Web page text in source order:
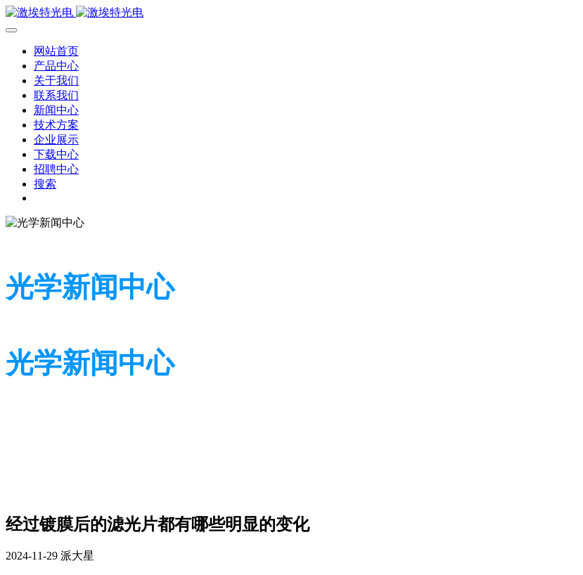
网站首页
产品中心
关于我们
联系我们
新闻中心
技术方案
企业展示
下载中心
招聘中心
搜索
光学新闻中心
光学新闻中心
经过镀膜后的滤光片都有哪些明显的变化
2024-11-29 派大星